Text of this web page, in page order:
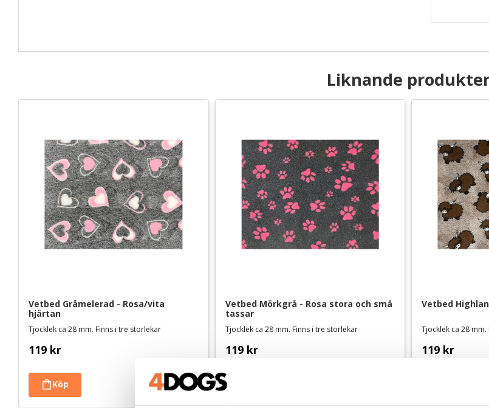
Liknande
Vetbed Gråmelerad - Rosa/vita
hjärtan
Tjocklek ca 28 mm. Finns i tre storlekar
119 kr
Vetbed Mörkgrå - Rosa stora och små
tassar
Tjocklek ca 28 mm. Finns i tre storlekar
119 kr
Vetbed
Tjocklek ca 28
119 kr